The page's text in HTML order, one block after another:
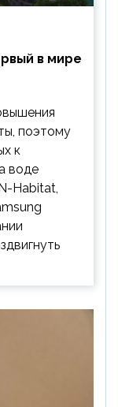
в мире
поэтому
к
воде
Habitat,